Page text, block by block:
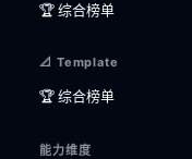
🏆 综合榜单
📐 Template
🏆 综合榜单
能力维度